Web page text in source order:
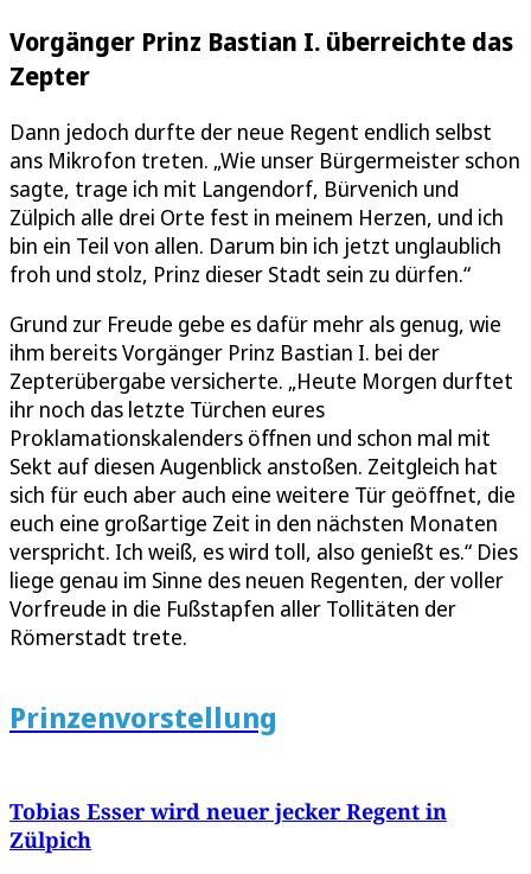
Vorgänger Prinz Bastian I. überreichte das
Zepter
Dann jedoch durfte der neue Regent endlich selbst
ans Mikrofon treten. „Wie unser Bürgermeister schon
sagte, trage ich mit Langendorf, Bürvenich und
Zülpich alle drei Orte fest in meinem Herzen, und ich
bin ein Teil von allen. Darum bin ich jetzt unglaublich
froh und stolz, Prinz dieser Stadt sein zu dürfen.“
Grund zur Freude gebe es dafür mehr als genug, wie
ihm bereits Vorgänger Prinz Bastian I. bei der
Zepterübergabe versicherte. „Heute Morgen durftet
ihr noch das letzte Türchen eures
Proklamationskalenders öffnen und schon mal mit
Sekt auf diesen Augenblick anstoßen. Zeitgleich hat
sich für euch aber auch eine weitere Tür geöffnet, die
euch eine großartige Zeit in den nächsten Monaten
verspricht. Ich weiß, es wird toll, also genießt es.“ Dies
liege genau im Sinne des neuen Regenten, der voller
Vorfreude in die Fußstapfen aller Tollitäten der
Römerstadt trete.
Prinzenvorstellung
Tobias Esser wird neuer jecker Regent in
Zülpich